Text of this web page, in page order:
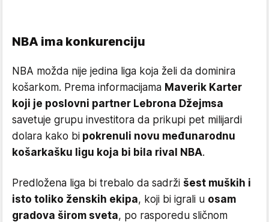
NBA ima konkurenciju
NBA možda nije jedina liga koja želi da dominira
košarkom. Prema informacijama Maverik Karter
koji je poslovni partner Lebrona Džejmsa
savetuje grupu investitora da prikupi pet milijardi
dolara kako bi pokrenuli novu međunarodnu
košarkašku ligu koja bi bila rival NBA.
Predložena liga bi trebalo da sadrži šest muških i
isto toliko ženskih ekipa, koji bi igrali u osam
gradova širom sveta, po rasporedu sličnom